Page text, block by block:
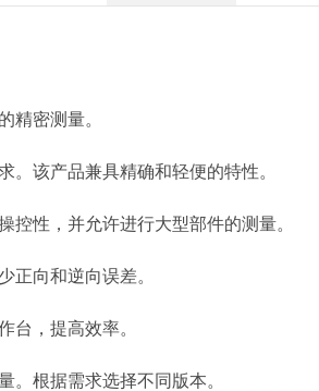
精密测量。
。该产品兼具精确和轻便的特性。
控性，并允许进行大型部件的测量。
正向和逆向误差。
台，提高效率。
。根据需求选择不同版本。